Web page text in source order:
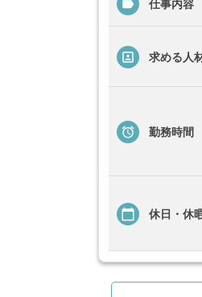
仕事内容
求める人
勤務時間
休日・休